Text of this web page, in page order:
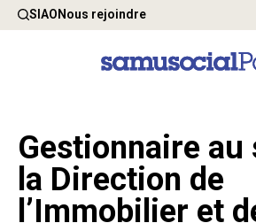
SIAONous rejoindre
Gestionnaire au
la Direction de
l’Immobilier et